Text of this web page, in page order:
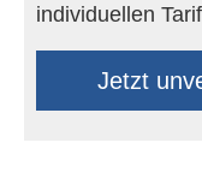
individuellen Tarif
Jetzt